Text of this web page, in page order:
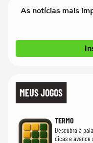
As notícias mais
MEUS JOGOS
TERMO
Descubra a
dicas e avance